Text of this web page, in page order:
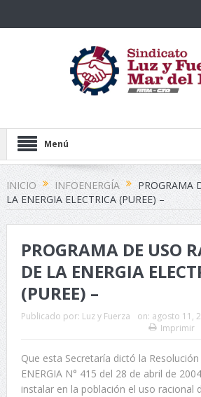
Menú
INICIO INFOENERGÍA
PROGRAMA
LA ENERGIA ELECTRICA (PUREE) –
PROGRAMA DE USO
DE LA ENERGIA
(PUREE) –
Publicado por: Luz y Fuerza on: agosto 11,
Imprimir
Que esta Secretaría dictó la Resolución
ENERGIA N° 415 del 28 de abril de
instalar en la población el uso racional